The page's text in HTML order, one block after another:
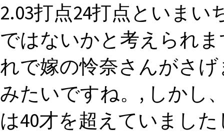
2.03打点24打点といま
ではないかと考えられ
れで嫁の怜奈さんがさ
みたいですね。, しかし
は40才を超えていまし